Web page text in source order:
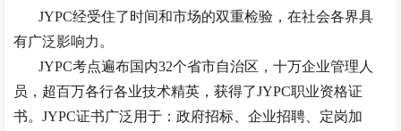
JYPC经受住了时间和市场的双重检验，在社会各界具
有广泛影响力。
JYPC考点遍布国内32个省市自治区，十万企业管理人
员，超百万各行各业技术精英，获得了JYPC职业资格证
书。JYPC证书广泛用于：政府招标、企业招聘、定岗加